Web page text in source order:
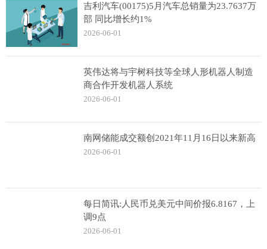
吉利汽车(00175)5月汽车总销量为23.7637万
部 同比增长约1%
2026-06-01
英伟达将与宇树科技等全球人形机器人制造
商合作开发机器人系统
2026-06-01
南网储能成交额创2021年11月16日以来新高
2026-06-01
每日简讯:人民币兑美元中间价报6.8167，上
调9点
2026-06-01